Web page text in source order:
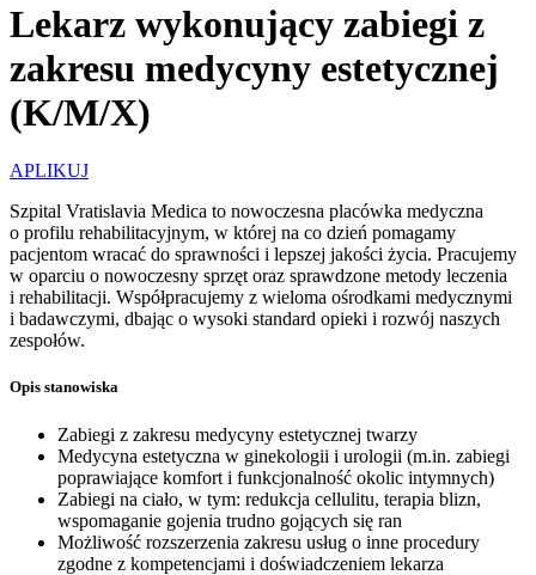
Lekarz wykonujący zabiegi z
zakresu medycyny estetycznej
(K/M/X)
APLIKUJ
Szpital Vratislavia Medica to nowoczesna placówka medyczna
o profilu rehabilitacyjnym, w której na co dzień pomagamy
pacjentom wracać do sprawności i lepszej jakości życia. Pracujemy
w oparciu o nowoczesny sprzęt oraz sprawdzone metody leczenia
i rehabilitacji. Współpracujemy z wieloma ośrodkami medycznymi
i badawczymi, dbając o wysoki standard opieki i rozwój naszych
zespołów.
Opis stanowiska
Zabiegi z zakresu medycyny estetycznej twarzy
Medycyna estetyczna w ginekologii i urologii (m.in. zabiegi
poprawiające komfort i funkcjonalność okolic intymnych)
Zabiegi na ciało, w tym: redukcja cellulitu, terapia blizn,
wspomaganie gojenia trudno gojących się ran
Możliwość rozszerzenia zakresu usług o inne procedury
zgodne z kompetencjami i doświadczeniem lekarza